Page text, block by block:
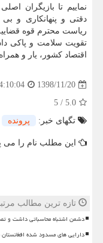
نماییم تا بازیگران
دقتی و پنهانكاری و
ریاست محترم قوه
تقویت سلامت و پاكی
اقتصاد كشور، یار و همراه او
1398/11/20
5.0
/
5
تگهای خبر:
پرونده
این مطلب نام را می
تازه ترین مطالب
دشمن اشتباه محاسباتی داشت و
دارایی های مسدود شده